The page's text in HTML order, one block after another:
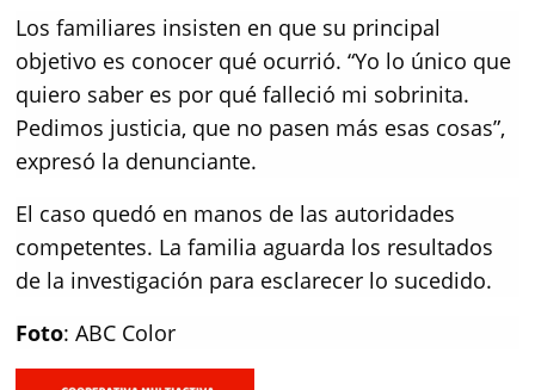
Los familiares insisten en que su principal
objetivo es conocer qué ocurrió. “Yo lo único que
quiero saber es por qué falleció mi sobrinita.
Pedimos justicia, que no pasen más esas cosas”,
expresó la denunciante.
El caso quedó en manos de las autoridades
competentes. La familia aguarda los resultados
de la investigación para esclarecer lo sucedido.
Foto: ABC Color